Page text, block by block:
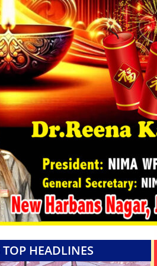
HEADLINES